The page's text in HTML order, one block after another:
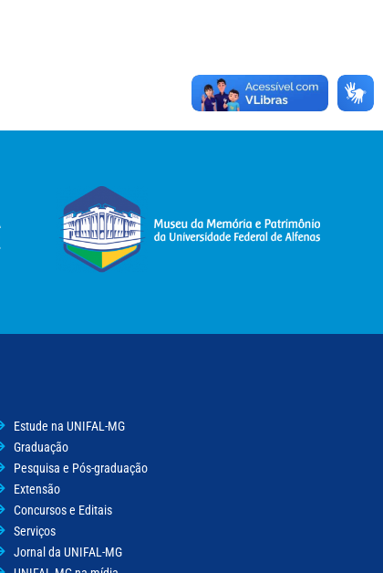
Estude na UNIFAL-MG
Graduação
Pesquisa e Pós-graduação
Extensão
Concursos e Editais
Serviços
Jornal da UNIFAL-MG